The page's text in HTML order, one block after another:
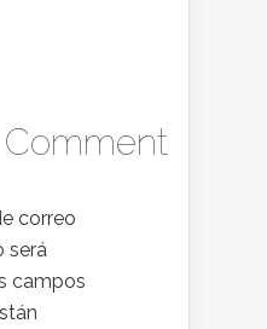
correo
será
campos